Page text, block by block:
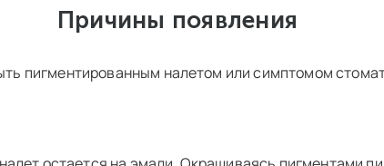
Причины появления
пигментированным налетом или симптомом